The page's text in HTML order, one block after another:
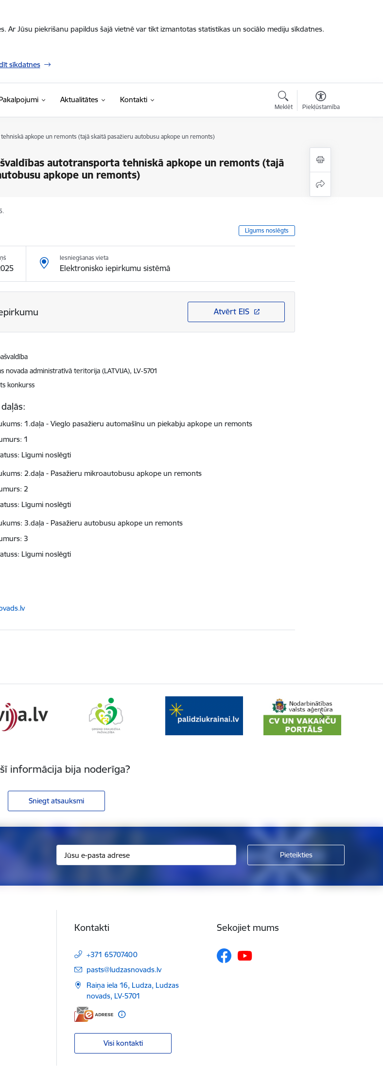
Ar Jūsu piekrišanu papildus šajā vietnē var tikt izmantotas statistikas un sociālo mediju sīkdatnes.
sīkdatnes
Aktualitātes Kontakti
Meklēt Piekļūstamība
apkope un remonts (tajā skaitā pasažieru autobusu apkope un remonts)
autotransporta tehniskā apkope un remonts (tajā
apkope un remonts)
Līgums noslēgts
Iesniegšanas vieta
Elektronisko iepirkumu sistēmā
Atvērt EIS
novada administratīvā teritorija (LATVIJA), LV-5701
konkurss
1.daļa - Vieglo pasažieru automašīnu un piekabju apkope un remonts
1
Līgumi noslēgti
2.daļa - Pasažieru mikroautobusu apkope un remonts
2
Līgumi noslēgti
3.daļa - Pasažieru autobusu apkope un remonts
3
Līgumi noslēgti
informācija bija noderīga?
Sniegt atsauksmi
Kontakti
+371 65707400
E-pasts:
pasts@ludzasnovads.lv
Raiņa iela 16, Ludza, Ludzas
novads, LV-5701
Visi kontakti
Sekojiet mums